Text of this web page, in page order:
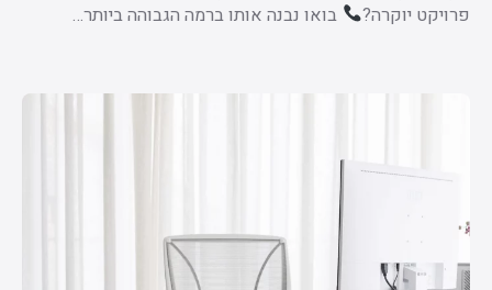
פרויקט יוקרה?
בואו נבנה אותו ברמה הגבוהה ביותר…